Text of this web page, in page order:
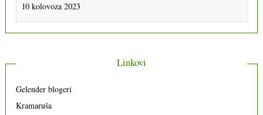
10 kolovoza 2023
Linkovi
Gelender blogeri
Kramaruša